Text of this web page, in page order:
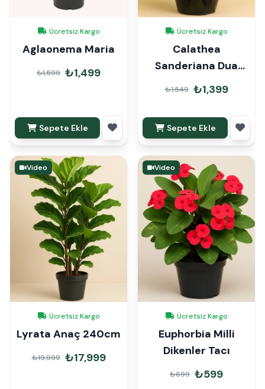
Ücretsiz Kargo
Aglaonema Maria
₺1,599 ₺1,499
Sepete Ekle
Ücretsiz Kargo
Calathea
Sanderiana Dua
Çiçeği Hediye
Paketli
₺1,549 ₺1,399
Sepete Ekle
Video
Ücretsiz Kargo
Lyrata Anaç 240cm
₺19,999 ₺17,999
Video
Ücretsiz Kargo
Euphorbia Milli
Dikenler Tacı
₺699 ₺599